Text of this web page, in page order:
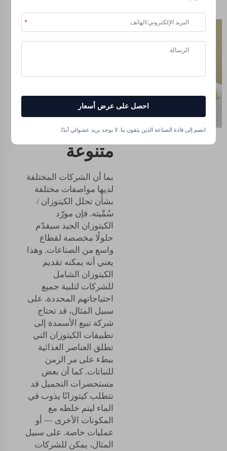
حلول
لصناعات
وأسواق
متنوعة
بما أن الشركات المختلفة
لديها مواصفات مختلفة
بشأن تحلل الكيتوزان /
سُمِّيته. فإن مورّد
الكيتوزان الجيد سيقدّم
حلولًا مخصصة لقطاع
واسع من الصناعات. وهذا
يعني أنه يمكنه تقديم
الكيتوزان الشامل
للشركات لتلبية جميع
احتياجاتهم المحددة. على
سبيل المثال، قد تحتاج
شركة تبيع الأسمدة إلى
تطبيقات الكيتوزان التي
تطلق العناصر الغذائية
ببطء على مر الزمن
للنباتات. كما أن بعض
مستحضرات التجميل قد
تتطلب كيتوزانًا يذوب في
الماء ليتم خلطه مع
المكونات الأخرى — أو
عمليات خاصة. على سبيل
المثال، يمكن للشركات
احصل على عرض أسعار
انضم إلى قادة الصناعة الذين يثقون بنا. لا يوجد بريد عشوائي أبدًا.